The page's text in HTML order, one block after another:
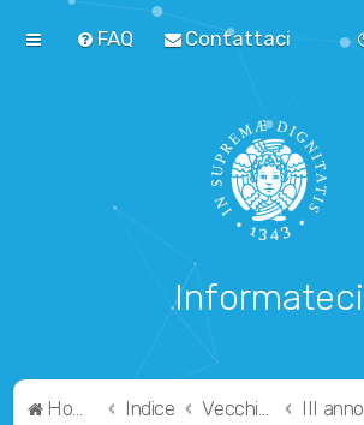
FAQ Contattaci
Informateci
Home Indice Vecchio Ordinamento III anno